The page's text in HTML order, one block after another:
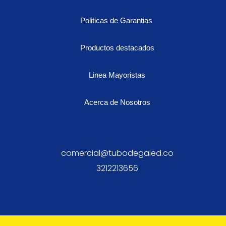
Politicas de Garantias
Productos destacados
Linea Mayoristas
Acerca de Nosotros
comercial@tubodegaled.co
3212213656